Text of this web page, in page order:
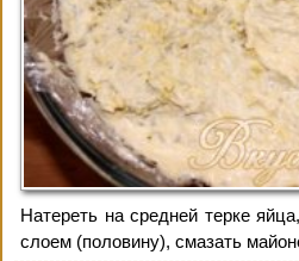
Натереть на средней терке
слоем (половину), смазать